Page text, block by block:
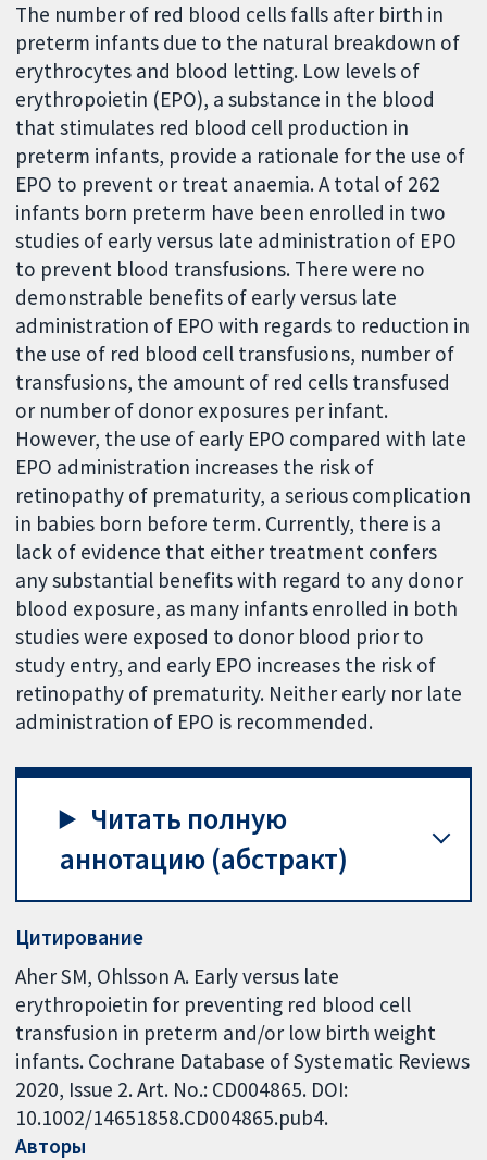
The number of red blood cells falls after birth in
preterm infants due to the natural breakdown of
erythrocytes and blood letting. Low levels of
erythropoietin (EPO), a substance in the blood
that stimulates red blood cell production in
preterm infants, provide a rationale for the use of
EPO to prevent or treat anaemia. A total of 262
infants born preterm have been enrolled in two
studies of early versus late administration of EPO
to prevent blood transfusions. There were no
demonstrable benefits of early versus late
administration of EPO with regards to reduction in
the use of red blood cell transfusions, number of
transfusions, the amount of red cells transfused
or number of donor exposures per infant.
However, the use of early EPO compared with late
EPO administration increases the risk of
retinopathy of prematurity, a serious complication
in babies born before term. Currently, there is a
lack of evidence that either treatment confers
any substantial benefits with regard to any donor
blood exposure, as many infants enrolled in both
studies were exposed to donor blood prior to
study entry, and early EPO increases the risk of
retinopathy of prematurity. Neither early nor late
administration of EPO is recommended.
Читать полную
аннотацию (абстракт)
Цитирование
Aher SM, Ohlsson A. Early versus late
erythropoietin for preventing red blood cell
transfusion in preterm and/or low birth weight
infants. Cochrane Database of Systematic Reviews
2020, Issue 2. Art. No.: CD004865. DOI:
10.1002/14651858.CD004865.pub4.
Авторы